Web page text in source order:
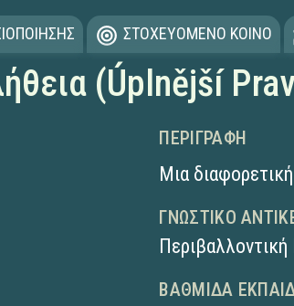
ΣΤΟΧΕΥΟΜΕΝΟ ΚΟΙΝΟ
(Úplnější
ΠΕΡΙΓΡΑΦΉ
Μια
ΓΝΩΣΤΙΚΌ
ΒΑΘΜΊΔΑ